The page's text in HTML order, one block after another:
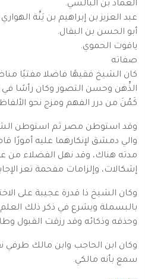
العماد بن البالسي.
عبد العزيز بن إبراهيم بن يَنَّة الهواري
أبو الحسن بن البقال.
ياقوت الحموي.
صفاته
كان الشيخ فقيهًا فاضلا مفتيًا
الذِّهن وحسن التصور وكان رأسًا في
كَمُنَ من درر الفهم ومزج نحو
والي دمشق لإنكارهما عليه أمورًا
مدته هناك، وقد نهل الفضلاء من
إشكالات، وإلزامات مفحمة تعز
وكان الشيخ ذا قدرة عجيبة على
بالبسملة ويشرع في ذكر ذلك
وحذقه وذكائه وقد رزقت القبول
وكان ابن الحاجب وابن مالك طرفي
سمع بأنه مالكي.